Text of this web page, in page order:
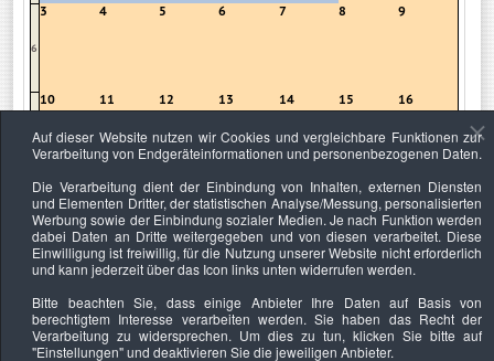
6
3 4 5 6 7 8 9
7
10 11 12 13 14 15 16
8
17 18 19 20 21 22 23
9
24 25 26 27 28 29 1
Auf dieser Website nutzen wir Cookies und vergleichbare Funktionen zur
Verarbeitung von Endgeräteinformationen und personenbezogenen Daten.
Die Verarbeitung dient der Einbindung von Inhalten, externen Diensten
und Elementen Dritter, der statistischen Analyse/Messung, personalisierten
Werbung sowie der Einbindung sozialer Medien. Je nach Funktion werden
dabei Daten an Dritte weitergegeben und von diesen verarbeitet. Diese
Einwilligung ist freiwillig, für die Nutzung unserer Website nicht erforderlich
und kann jederzeit über das Icon links unten widerrufen werden.
Bitte beachten Sie, dass einige Anbieter Ihre Daten auf Basis von
berechtigtem Interesse verarbeiten werden. Sie haben das Recht der
Verarbeitung zu widersprechen. Um dies zu tun, klicken Sie bitte auf
"Einstellungen"und deaktivieren Sie die jeweiligen Anbieter.